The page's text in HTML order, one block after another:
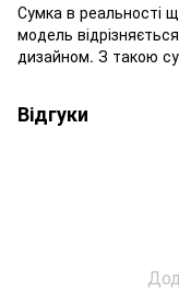
Сумка в реальності
модель
дизайном. З такою
Відгуки